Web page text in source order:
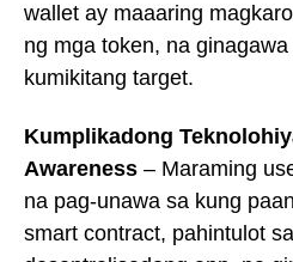
wallet ay maaaring
ng mga token, na
kumikitang target.
Kumplikadong
Awareness – Maraming
na pag-unawa sa kung
smart contract, pahintulot